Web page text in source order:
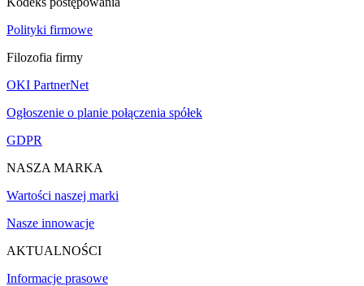
Polityki firmowe
Filozofia firmy
OKI PartnerNet
Ogłoszenie o planie połączenia spółek
GDPR
NASZA MARKA
Wartości naszej marki
Nasze innowacje
AKTUALNOŚCI
Informacje prasowe